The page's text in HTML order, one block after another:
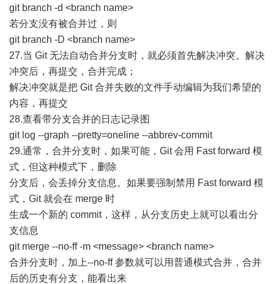
git branch -d <branch name>
若分支没有被合并过，则
git branch -D <branch name>
27.当 Git 无法自动合并分支时，就必须首先解决冲突。解决
冲突后，再提交，合并完成；
解决冲突就是把 Git 合并失败的文件手动编辑为我们希望的
内容，再提交
28.查看带分支合并的日志记录图
git log --graph --pretty=oneline --abbrev-commit
29.通常，合并分支时，如果可能，Git 会用 Fast forward 模
式，但这种模式下，删除
分支后，会丢掉分支信息。如果要强制禁用 Fast forward 模
式，Git 就会在 merge 时
生成一个新的 commit，这样，从分支历史上就可以看出分
支信息
git merge --no-ff -m <message> <branch name>
合并分支时，加上--no-ff 参数就可以用普通模式合并，合并
后的历史有分支，能看出来